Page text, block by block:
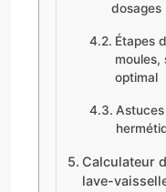
dosages
Étapes
moules,
optimal
Calculateur
lave-